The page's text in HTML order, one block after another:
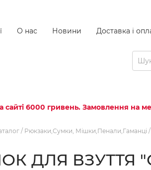
О нас Новини Доставка і
сайті 6000 гривень. Замовлення
/ Рюкзаки,Сумки, Мішки,Пенали,Гаманці /
ДЛЯ ВЗУТТЯ